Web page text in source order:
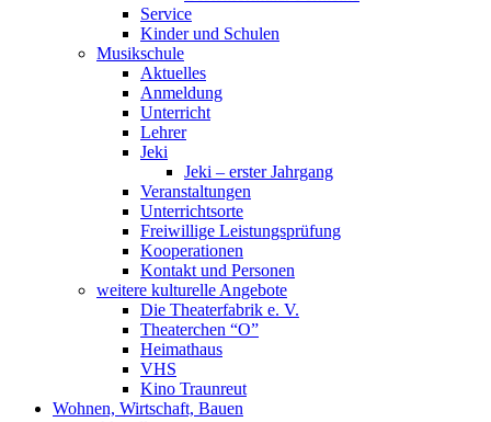
Service
Kinder und Schulen
Musikschule
Aktuelles
Anmeldung
Unterricht
Lehrer
Jeki
Jeki – erster Jahrgang
Veranstaltungen
Unterrichtsorte
Freiwillige Leistungsprüfung
Kooperationen
Kontakt und Personen
weitere kulturelle Angebote
Die Theaterfabrik e. V.
Theaterchen “O”
Heimathaus
VHS
Kino Traunreut
Wohnen, Wirtschaft, Bauen